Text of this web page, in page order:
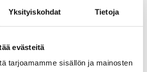
Yksityiskohdat Tietoja
evästeitä
tarjoamamme sisällön ja mainosten
360ml 40kpl/pkt